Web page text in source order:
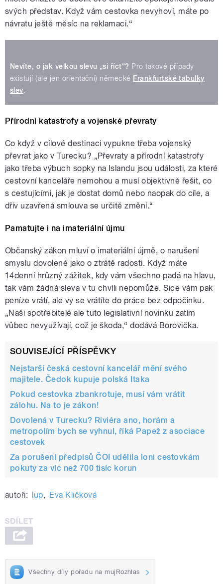
svých představ. Když vám cestovka nevyhoví, máte po
návratu ještě měsíc na reklamaci.“
Nevíte, o jak velkou slevu „si říct“? Pro takové případy
existují (ale jen orientační) německé Frankfurtské tabulky
slev.
Přírodní katastrofy a vojenské převraty
Co když v cílové destinaci vypukne třeba vojenský
převrat jako v Turecku? „Převraty a přírodní katastrofy
jako třeba výbuch sopky na Islandu jsou události, za které
cestovní kanceláře nemohou a musí objektivně řešit, co
s cestujícími, jak je dostat domů nebo naopak do cíle, a
dřív uzavřená smlouva se určitě změní.“
Pamatujte i na imateriální újmu
Občanský zákon mluví o imateriální újmě, o narušení
smyslu dovolené jako o ztrátě radosti. Když máte
14denní hrůzný zážitek, kdy vám všechno padá na hlavu,
tak vám žádná sleva v tu chvíli nepomůže. Sice vám pak
peníze vrátí, ale vy se vrátíte do práce bez odpočinku.
„Naši spotřebitelé ale tuto legislativní novinku zatím
vůbec nevyužívají, což je škoda,“ dodává Borovička.
SOUVISEJÍCÍ PŘÍSPĚVKY
Nejstarší česká cestovní kancelář mění svého
majitele. Čedok kupuje polská Itaka
Pokud cestovka zbankrotuje, musí vám vrátit
zálohu. Na to je zákon!
Dovolená v Turecku? Riviéra ano, horám a
metropolím bych se vyhnul, říká Papež z asociace
cestovek
Za porušení předpisů ČOI udělila loni cestovkám
pokuty za víc než 700 tisíc korun
autoři: lup, Eva Kličková
Všechny díly pořadu na mujRozhlas